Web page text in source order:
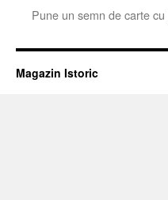
Pune un semn de carte cu
Magazin Istoric